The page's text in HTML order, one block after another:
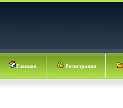
Главная Регистрация